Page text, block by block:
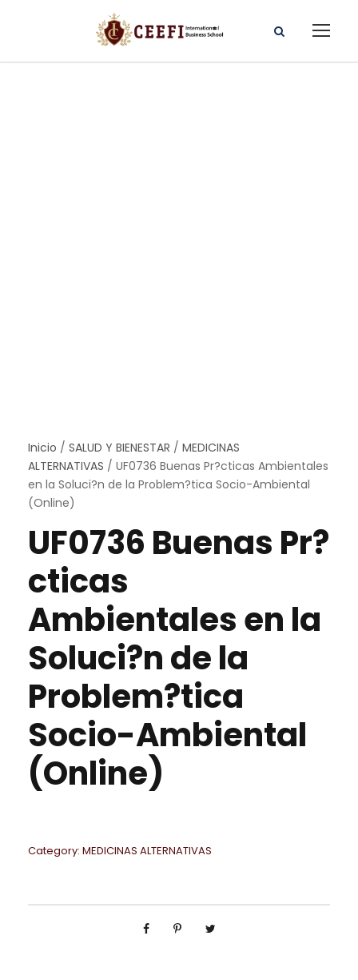
Inicio / SALUD Y BIENESTAR / MEDICINAS
ALTERNATIVAS / UF0736 Buenas Pr?cticas Ambientales
en la Soluci?n de la Problem?tica Socio-Ambiental
(Online)
UF0736 Buenas Pr?
cticas
Ambientales en la
Soluci?n de la
Problem?tica
Socio-Ambiental
(Online)
Category: MEDICINAS ALTERNATIVAS